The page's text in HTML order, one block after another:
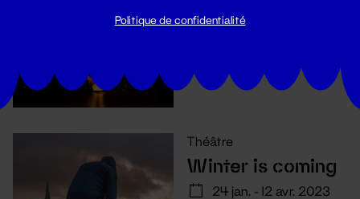
4 - 14 avr. 2023
Théâtre
Winter is coming
24 jan. - 12 avr. 2023
Politique de confidentialité